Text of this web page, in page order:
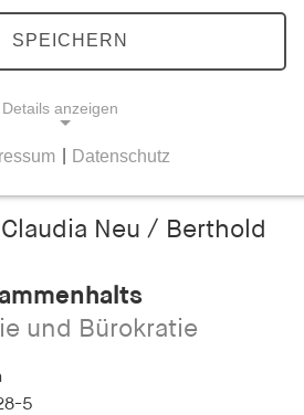
Neu / Berthold
und Bürokratie
5
SPEICHERN
Details anzeigen
helfen dabei, eine Webseite
indem sie Grundfunktionen
und Zugriff auf sichere
ermöglichen. Die Webseite
Datenschutz